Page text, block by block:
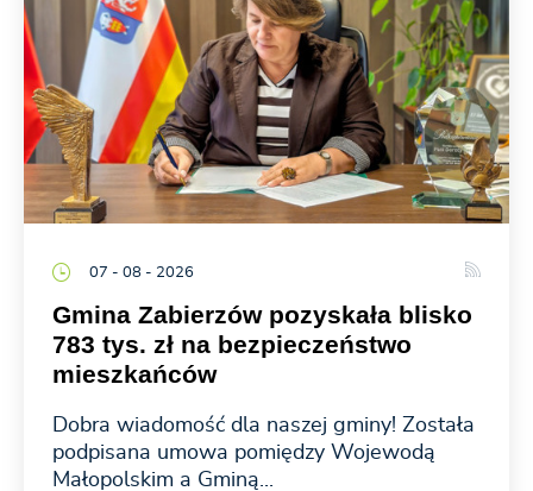
07 - 08 - 2026
Gmina Zabierzów pozyskała blisko
783 tys. zł na bezpieczeństwo
mieszkańców
Dobra wiadomość dla naszej gminy! Została
podpisana umowa pomiędzy Wojewodą
Małopolskim a Gminą...